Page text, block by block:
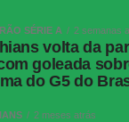
SÉRIE A 2 semanas
volta da
goleada
do G5 do
2 meses atrás